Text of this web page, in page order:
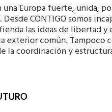
Europa fuerte, unida,
CONTIGO somos
las ideas de libertad y
exterior común. Tampoco
la coordinación y